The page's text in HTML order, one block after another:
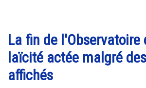
La fin de l'Observatoire
laïcité actée malgré
affichés